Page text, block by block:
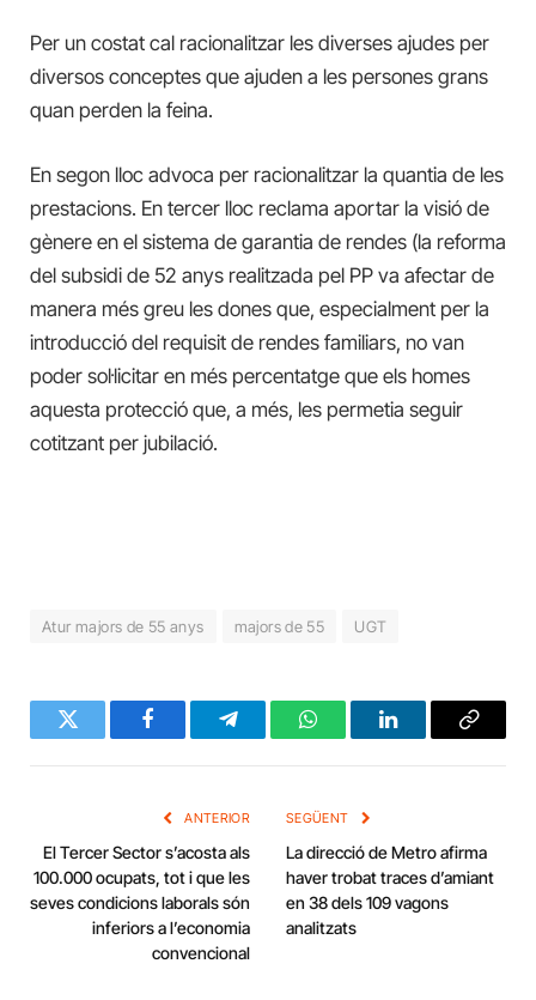
Per un costat cal racionalitzar les diverses ajudes per
diversos conceptes que ajuden a les persones grans
quan perden la feina.
En segon lloc advoca per racionalitzar la quantia de les
prestacions. En tercer lloc reclama aportar la visió de
gènere en el sistema de garantia de rendes (la reforma
del subsidi de 52 anys realitzada pel PP va afectar de
manera més greu les dones que, especialment per la
introducció del requisit de rendes familiars, no van
poder sol·licitar en més percentatge que els homes
aquesta protecció que, a més, les permetia seguir
cotitzant per jubilació.
Atur majors de 55 anys majors de 55 UGT
Twitter FacebookTelegramWhatsAppLinkedInCopy
ANTERIOR
El Tercer Sector s’acosta als
100.000 ocupats, tot i que les
seves condicions laborals són
inferiors a l’economia
convencional
SEGÜENT
La direcció de Metro afirma
haver trobat traces d’amiant
en 38 dels 109 vagons
analitzats